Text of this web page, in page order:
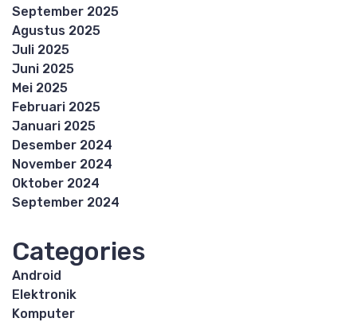
September 2025
Agustus 2025
Juli 2025
Juni 2025
Mei 2025
Februari 2025
Januari 2025
Desember 2024
November 2024
Oktober 2024
September 2024
Categories
Android
Elektronik
Komputer